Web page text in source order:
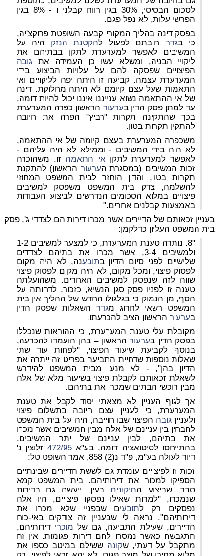
לסכום הבסיסי, 30% בגין רווח קבלני ו - 8% בגין
הפרשי עלות, לא נפל פגם.
בפסק דינה בהליך המקורי קבעה השופטת פרוקצ'יה,
כי בגדר חובתם לפעול להקטנת הנזק היה על
המשיבים לאפשר למערערת לתקן בבתיהם את
ליקויי הבניה, ומשלא עשו כן העמידה אתגובה
הפיצויים שפסקה להם על עלויות הביצוע בידי
המערערת עצמה. קביעה זו היתה יפה לליקויים ואי
התאמות שעל עצם קיומם לא היתה מחלוקת. דינה
של אי ההתאמה נשוא ענייננו איננו יכול להיות דומה.
עד למתן פסק הדין בערעור הראשון כפרה המערערת
בכך שהתקינה תקרות "רביץ" הפרה את חיובה
להתקין תקרות בטון.
משכפרה המערערת בעצם קיומה של אי ההתאמה,
לא היה בידי המשיבים - וממילא לא היה עליהם -
לאפשר למערערת לתקן אי התאמה זו. משהוכרה
זכות המשיבים (במסגרת הערעור הראשון) להתקנת
תקרות בטון, והדין הוחזר לבית המשפט המחוזי
להשלמה, צדק בית המשפט משפסק למשיבים
פיצויים במלוא הסכומים הנדרשים לביצוע העבודות
באמצעות קבלנים אחרים."
בעניין זכאותם של הדיירים אשר מכרו דירותיהם לצדדי ג', פסק
בית המשפט העליון כדלקמן:
"8. נותרה טענת המערערת, כי למצער למשיבים 1-2
ולמשיבים 3-4, אשר מכרו את בתיהם לצדדים
שלישיים לפני סיום הדיון בתובענה, לא היה מקום
לפסוק פיצוי, ומכל מקום, לא היה מקום לפסוק פיצוי
שווה לזה שנפסק למשיבים האחרים. משהועלתה
טענה זו לפניו פסק סגן הנשיא, כזכור, לדחותה על
הסף, מן הנמוק כי בגלגולו החדש של ההליך אין בית
המשפט רשאי לחרוג מגדר השאלות שפסק הדין
בערעורהראשון הציב להכרעתו.
מקובלת עלי טענת המערערת, כי ההוראות שנכללו
בפסק הדין בערעורהראשון – בהן הועמדו להכרעה,
בנוסף לקביעת שיעור הפיצוי, "לפחות עוד שתי
שאלות נוספות שדחיית התביעה בפריט זה ייתרה את
הדיון בהן", - לא מנעו מבית המשפט להידרש
לשאלת זכאותם לקבלת פיצוי בשיעור מלא של אלה
מבין רוכשי הבתים שמכרו את בתיהם.
אך לגוף העניין לא מצאתי יסוד לקבל את טענת
המערערת, כי לעניין עצם חיובה בתשלום פיצוי
ולעניין גובה הפיצוי שבו חוייבה, היה על בית המשפט
להבחין בין עניינם של אלה מבין המשיבים אשר מכרו
את בתיהם, לבין עניינם של יתר המשיבים.
בהתייחסו לסיטואציה דומה, בע"א472/95 זלוצין נ'
דיור לעולה בע"מ, פ"ד נ(2) 858, אמר השופט טל:
זכות זו לפיצויים עומדת גם לששת הדיירים שבינתיים
הספיקו למכור את דירותיהם. בית המשפט קמא
סבר, שביצוע התיקונים בעין, ייעשה גם בדירות
שנמכרו, "למרות שאילו נפסקו פיצויים, היו אלה
נפסקים רק לתובעים שבפניי שלא מכרו את
דירותיהם". נראה לי שבעניין זה צודקים באי-כוח
הדיירים, שעילת התביעה, גם של מוכרי דירותיהם,
התגבשה כאשר נמסרו להם דירות פגומות. אין זה
מתקבל על דעתי, שקונה ששילם במיטב כספו את